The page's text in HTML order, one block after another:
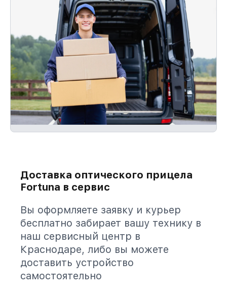
Доставка оптического прицела
Fortuna в сервис
Вы оформляете заявку и курьер
бесплатно забирает вашу технику в
наш сервисный центр в
Краснодаре, либо вы можете
доставить устройство
самостоятельно